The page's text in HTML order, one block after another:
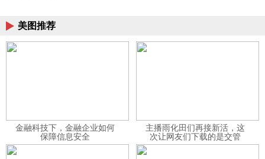
美图推荐
金融科技下，金融企业如何
保障信息安全
主播雨化田们再接新活，这
次让网友们下载的是交管
12123APP